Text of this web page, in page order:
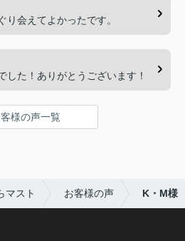
り会えてよかったです。
した！ありがとうございます！
様の声一覧
マスト お客様の声 K・M様